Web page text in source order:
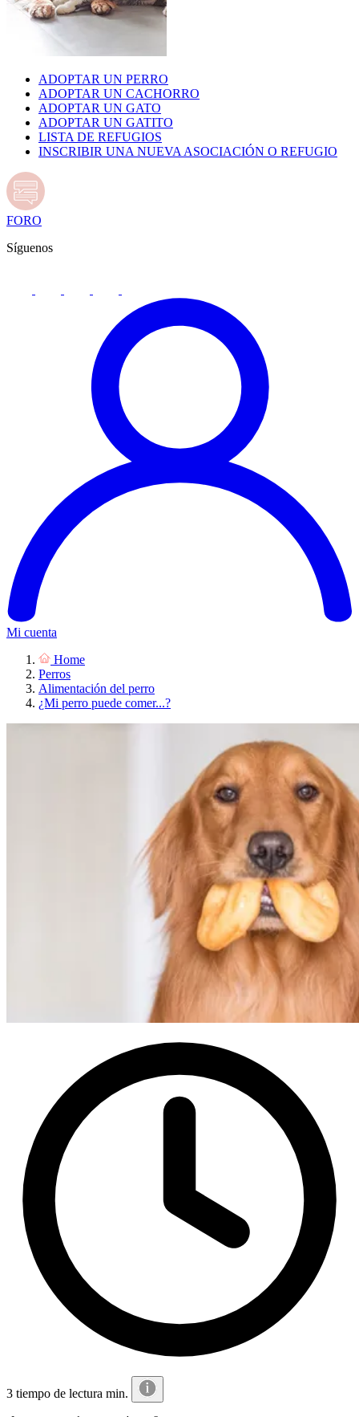
ADOPTAR UN PERRO
ADOPTAR UN CACHORRO
ADOPTAR UN GATO
ADOPTAR UN GATITO
LISTA DE REFUGIOS
INSCRIBIR UNA NUEVA ASOCIACIÓN O REFUGIO
FORO
Síguenos
Mi cuenta
Home
Perros
Alimentación del perro
¿Mi perro puede comer...?
3 tiempo de lectura min.